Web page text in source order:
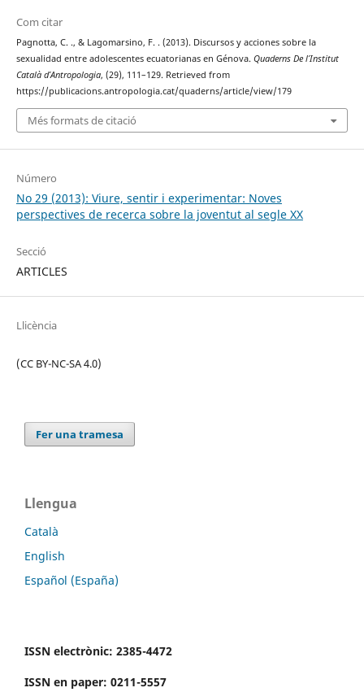
Com citar
Pagnotta, C. ., & Lagomarsino, F. . (2013). Discursos y acciones sobre la
sexualidad entre adolescentes ecuatorianas en Génova. Quaderns De l’Institut
Català d’Antropologia, (29), 111–129. Retrieved from
https://publicacions.antropologia.cat/quaderns/article/view/179
Més formats de citació
Número
No 29 (2013): Viure, sentir i experimentar: Noves
perspectives de recerca sobre la joventut al segle XX
Secció
ARTICLES
Llicència
(CC BY-NC-SA 4.0)
Fer una tramesa
Llengua
Català
English
Español (España)
ISSN electrònic: 2385-4472
ISSN en paper: 0211-5557